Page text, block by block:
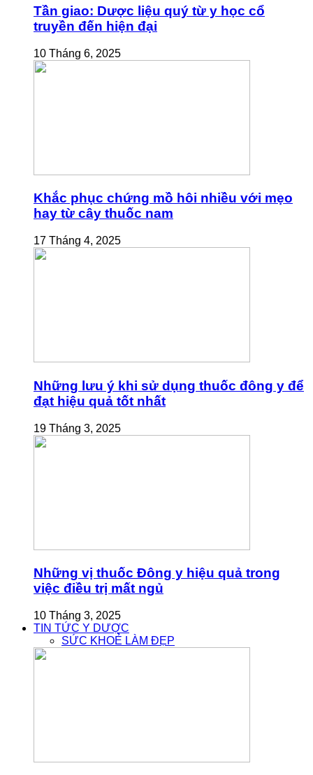
Tần giao: Dược liệu quý từ y học cổ
truyền đến hiện đại
10 Tháng 6, 2025
Khắc phục chứng mồ hôi nhiều với mẹo
hay từ cây thuốc nam
17 Tháng 4, 2025
Những lưu ý khi sử dụng thuốc đông y để
đạt hiệu quả tốt nhất
19 Tháng 3, 2025
Những vị thuốc Đông y hiệu quả trong
việc điều trị mất ngủ
10 Tháng 3, 2025
TIN TỨC Y DƯỢC
SỨC KHOẺ LÀM ĐẸP